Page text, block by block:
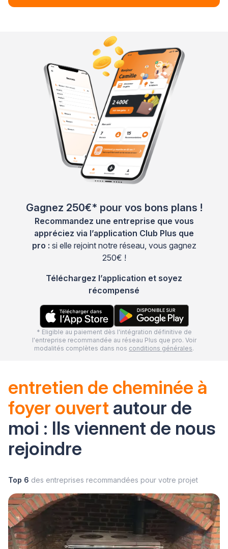
Gagnez 250€* pour vos bons plans !
Recommandez une entreprise que vous
appréciez via l’application Club Plus que
pro : si elle rejoint notre réseau, vous gagnez
250€ !
Téléchargez l’application et soyez
récompensé
* Eligible au paiement dès l'intégration définitive de
l'entreprise recommandée au réseau Plus que pro. Voir
modalités complètes dans nos conditions générales.
entretien de cheminée à
foyer ouvert autour de
moi : Ils viennent de nous
rejoindre
Top 6 des entreprises recommandées pour votre projet